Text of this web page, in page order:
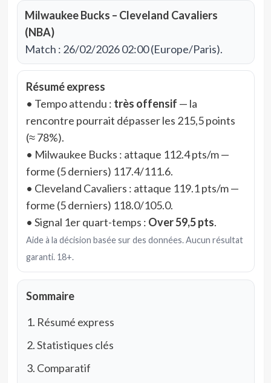
Milwaukee Bucks – Cleveland Cavaliers
(NBA)
Match : 26/02/2026 02:00 (Europe/Paris).
Résumé express
• Tempo attendu : très offensif — la
rencontre pourrait dépasser les 215,5 points
(≈ 78%).
• Milwaukee Bucks : attaque 112.4 pts/m —
forme (5 derniers) 117.4/111.6.
• Cleveland Cavaliers : attaque 119.1 pts/m —
forme (5 derniers) 118.0/105.0.
• Signal 1er quart-temps : Over 59,5 pts.
Aide à la décision basée sur des données. Aucun résultat
garanti. 18+.
Sommaire
Résumé express
Statistiques clés
Comparatif